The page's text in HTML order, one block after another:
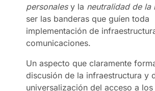
personalesy la neutralidad de la
ser las banderas que guíen toda
implementación de
comunicaciones.
Un aspecto que claramente
discusión de la infraestructura y
universalización del acceso a